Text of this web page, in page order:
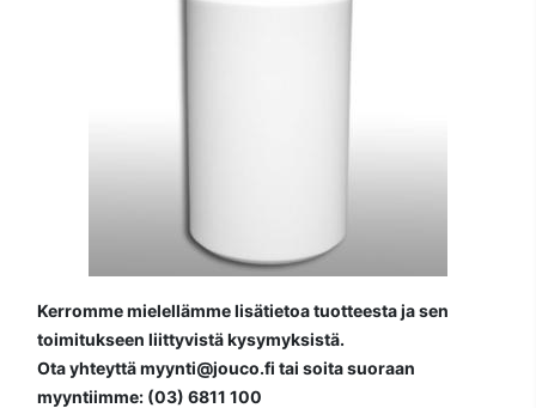
Kerromme mielellämme lisätietoa tuotteesta ja sen
toimitukseen liittyvistä kysymyksistä.
Ota yhteyttä myynti@jouco.fi tai soita suoraan
myyntiimme: (03) 6811 100